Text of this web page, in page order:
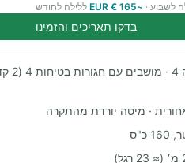
לשבוע · ~165 € EUR ללילה לחודש
בדקו תאריכים והזמינו
· מיטה יורדת מהתקרה